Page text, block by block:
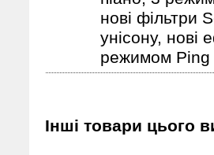
нові фільтри
унісону,
режимом Ping
Інші товари цього